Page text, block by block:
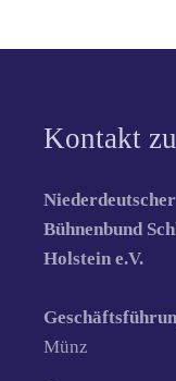
Kontakt
Niederdeutscher
Bühnenbund
Holstein e.V.
Münz